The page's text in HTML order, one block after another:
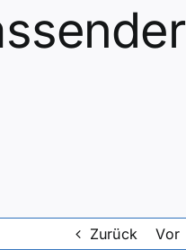
Zurück Vor